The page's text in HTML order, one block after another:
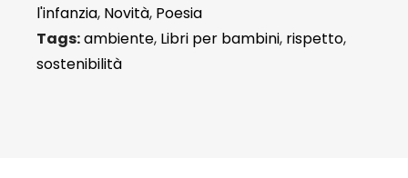
l'infanzia, Novità, Poesia
Tags:ambiente, Libri per bambini, rispetto,
sostenibilità